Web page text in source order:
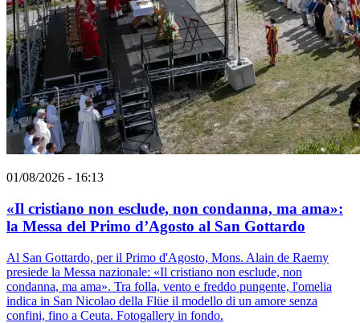
01/08/2026 - 16:13
«Il cristiano non esclude, non condanna, ma ama»:
la Messa del Primo d’Agosto al San Gottardo
Al San Gottardo, per il Primo d'Agosto, Mons. Alain de Raemy
presiede la Messa nazionale: «Il cristiano non esclude, non
condanna, ma ama». Tra folla, vento e freddo pungente, l'omelia
indica in San Nicolao della Flüe il modello di un amore senza
confini, fino a Ceuta. Fotogallery in fondo.